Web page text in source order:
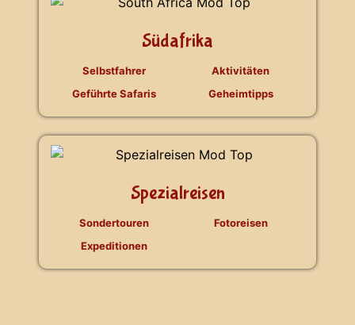
Südafrika
Selbstfahrer
Geführte Safaris
Aktivitäten
Geheimtipps
Spezialreisen
Sondertouren
Expeditionen
Fotoreisen